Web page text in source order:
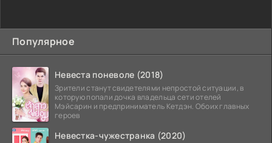
Популярное
Невеста поневоле (2018)
Зрители станут свидетелями непростой ситуации, в
которую попали дочка владельца сети отелей
Мэйсарин и предприниматель Кетдэн. Обоих главных
героев
Невестка-чужестранка (2020)